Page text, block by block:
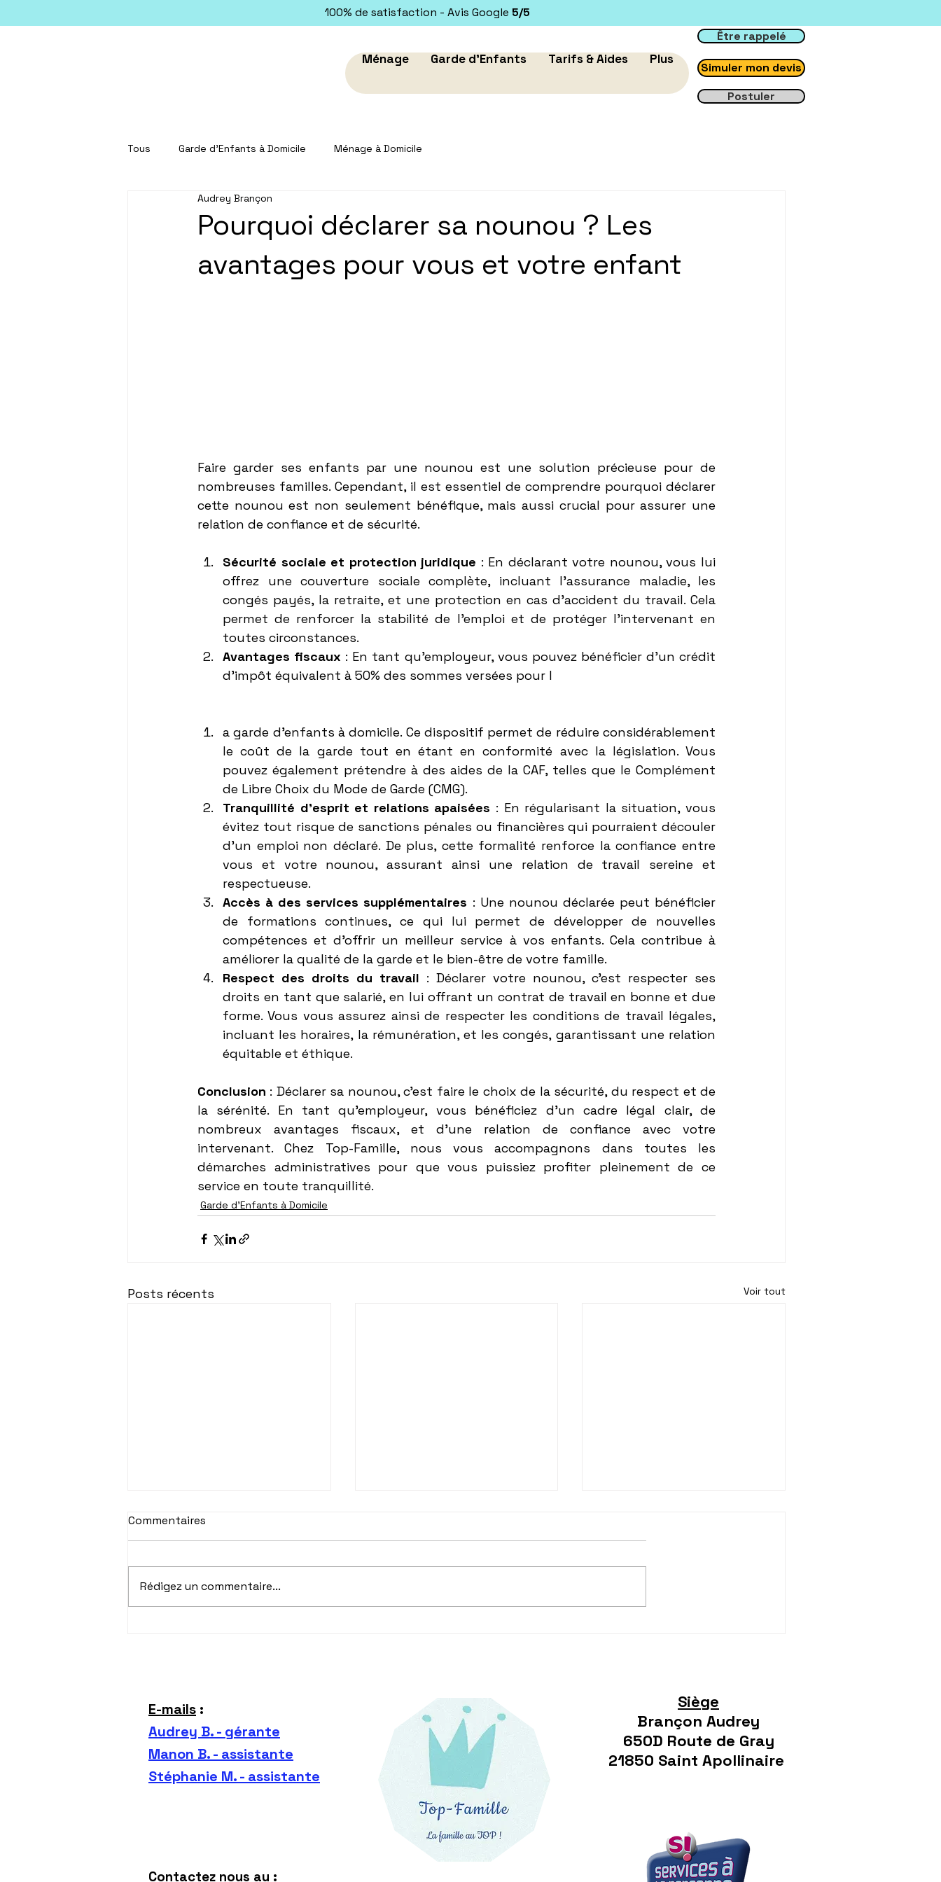
□
100% de satisfaction - Avis Google 5/5
Ménage Garde d'Enfants Tarifs & Aides Plus
Être rappelé
Simuler mon devis
Postuler
Tous Garde d'Enfants à Domicile Ménage à Domicile
Pourquoi déclarer sa nounou ? Les
avantages pour vous et votre enfant
Audrey Brançon
Faire garder ses enfants par une nounou est une solution précieuse pour de
nombreuses familles. Cependant, il est essentiel de comprendre pourquoi déclarer
cette nounou est non seulement bénéfique, mais aussi crucial pour assurer une
relation de confiance et de sécurité.
Sécurité sociale et protection juridique : En déclarant votre nounou, vous lui
offrez une couverture sociale complète, incluant l'assurance maladie, les
congés payés, la retraite, et une protection en cas d'accident du travail. Cela
permet de renforcer la stabilité de l'emploi et de protéger l'intervenant en
toutes circonstances.
Avantages fiscaux : En tant qu'employeur, vous pouvez bénéficier d'un crédit
d'impôt équivalent à 50% des sommes versées pour l
a garde d'enfants à domicile. Ce dispositif permet de réduire considérablement
le coût de la garde tout en étant en conformité avec la législation. Vous
pouvez également prétendre à des aides de la CAF, telles que le Complément
de Libre Choix du Mode de Garde (CMG).
Tranquillité d'esprit et relations apaisées : En régularisant la situation, vous
évitez tout risque de sanctions pénales ou financières qui pourraient découler
d'un emploi non déclaré. De plus, cette formalité renforce la confiance entre
vous et votre nounou, assurant ainsi une relation de travail sereine et
respectueuse.
Accès à des services supplémentaires : Une nounou déclarée peut bénéficier
de formations continues, ce qui lui permet de développer de nouvelles
compétences et d'offrir un meilleur service à vos enfants. Cela contribue à
améliorer la qualité de la garde et le bien-être de votre famille.
Respect des droits du travail : Déclarer votre nounou, c’est respecter ses
droits en tant que salarié, en lui offrant un contrat de travail en bonne et due
forme. Vous vous assurez ainsi de respecter les conditions de travail légales,
incluant les horaires, la rémunération, et les congés, garantissant une relation
équitable et éthique.
Conclusion : Déclarer sa nounou, c’est faire le choix de la sécurité, du respect et de
la sérénité. En tant qu'employeur, vous bénéficiez d'un cadre légal clair, de
nombreux avantages fiscaux, et d'une relation de confiance avec votre
intervenant. Chez Top-Famille, nous vous accompagnons dans toutes les
démarches administratives pour que vous puissiez profiter pleinement de ce
service en toute tranquillité.
Garde d'Enfants à Domicile
Posts récents Voir tout
Commentaires
Rédigez un commentaire...
E-mails :
Audrey B. - gérante
Manon B. - assistante
Stéphanie M. - assistante
Contactez nous au :
Siège
Brançon Audrey
650D Route de Gray
21850 Saint Apollinaire